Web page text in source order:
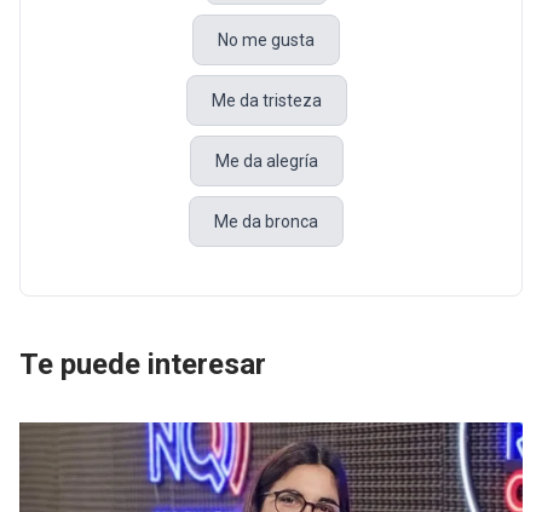
No me gusta
Me da tristeza
Me da alegría
Me da bronca
Te puede interesar